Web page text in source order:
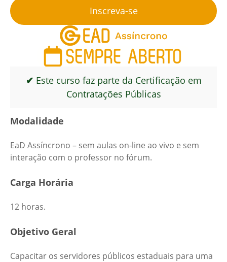
Inscreva-se
✔ Este curso faz parte da Certificação em
Contratações Públicas
Modalidade
EaD Assíncrono – sem aulas on-line ao vivo e sem
interação com o professor no fórum.
Carga Horária
12 horas.
Objetivo Geral
Capacitar os servidores públicos estaduais para uma